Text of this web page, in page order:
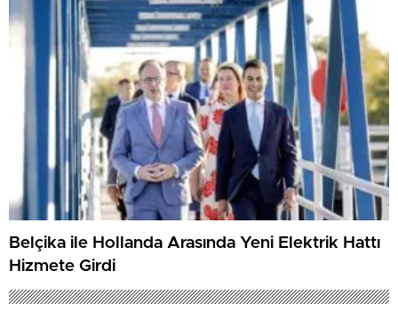
Belçika ile Hollanda Arasında Yeni Elektrik Hattı
Hizmete Girdi